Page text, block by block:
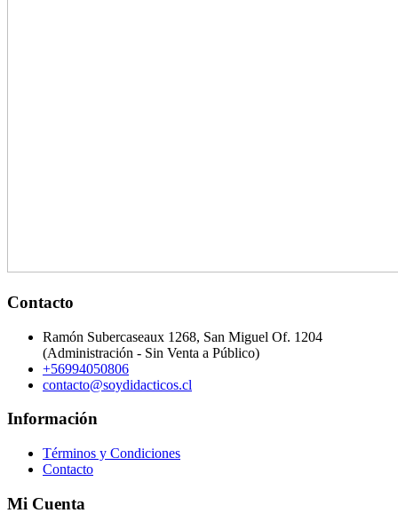
Contacto
Ramón Subercaseaux 1268, San Miguel Of. 1204
(Administración - Sin Venta a Público)
+56994050806
contacto@soydidacticos.cl
Información
Términos y Condiciones
Contacto
Mi Cuenta